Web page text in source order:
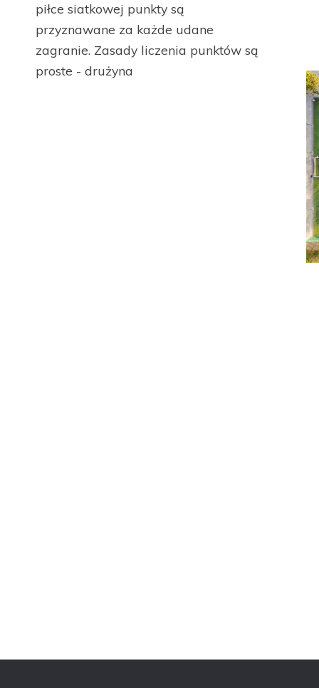
piłce siatkowej punkty są
przyznawane za każde udane
zagranie. Zasady liczenia punktów są
proste - drużyna